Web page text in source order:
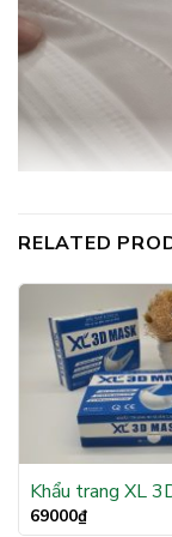
Chi tiết sản
✔ Cản bụi mịn,
RELATED
Khẩu trang XL
69000₫